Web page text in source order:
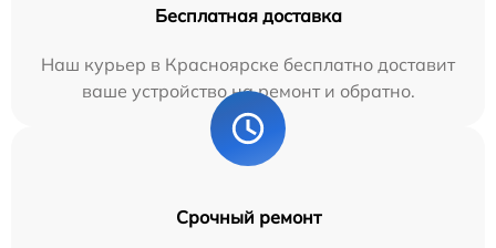
Бесплатная доставка
Наш курьер в Красноярске бесплатно доставит
ваше устройство на ремонт и обратно.
Срочный ремонт